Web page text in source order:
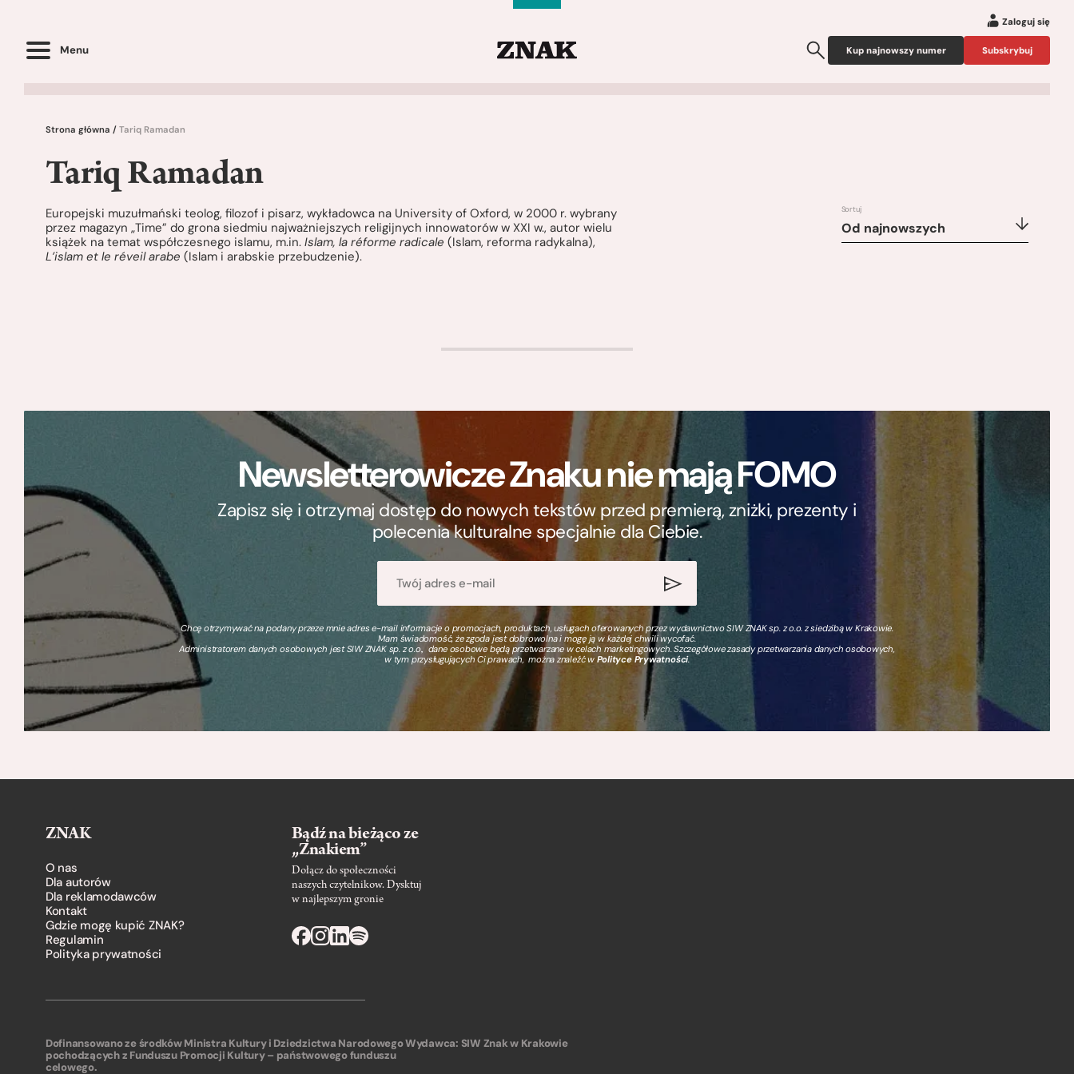
Menu
Zaloguj się
Kup najnowszy numer Subskrybuj
Strona główna / Tariq Ramadan
Tariq Ramadan
Europejski muzułmański teolog, filozof i pisarz, wykładowca na University of Oxford, w 2000 r. wybrany
przez magazyn „Time” do grona siedmiu najważniejszych religijnych innowatorów w XXI w., autor wielu
książek na temat współczesnego islamu, m.in. Islam, la réforme radicale (Islam, reforma radykalna),
L’islam et le réveil arabe (Islam i arabskie przebudzenie).
Sortuj
Od najnowszych
>
Newsletterowicze Znaku nie mają FOMO
Zapisz się i otrzymaj dostęp do nowych tekstów przed premierą, zniżki, prezenty i
polecenia kulturalne specjalnie dla Ciebie.
Chcę otrzymywać na podany przeze mnie adres e-mail informacje o promocjach, produktach, usługach oferowanych przez wydawnictwo SIW ZNAK sp. z o.o. z siedzibą w Krakowie.
Mam świadomość, że zgoda jest dobrowolna i mogę ją w każdej chwili wycofać.
Administratorem danych osobowych jest SIW ZNAK sp. z o.o., dane osobowe będą przetwarzane w celach marketingowych. Szczegółowe zasady przetwarzania danych osobowych,
w tym przysługujących Ci prawach, można znaleźć wPolityce Prywatności.
ZNAK
O nas
Dla autorów
Dla reklamodawców
Kontakt
Gdzie mogę kupić ZNAK?
Regulamin
Polityka prywatności
Bądź na bieżąco ze
„Znakiem”
Dołącz do społeczności
naszych czytelnikow. Dysktuj
w najlepszym gronie
Dofinansowano ze środków Ministra Kultury i Dziedzictwa Narodowego
pochodzących z Funduszu Promocji Kultury – państwowego funduszu
celowego.
Wydawca: SIW Znak w Krakowie